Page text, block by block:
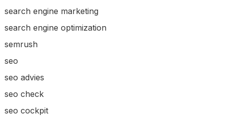
search engine marketing
search engine optimization
semrush
seo
seo advies
seo check
seo cockpit